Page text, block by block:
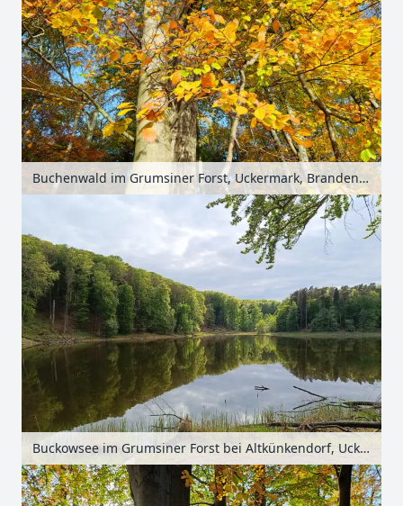
Buchenwald im Grumsiner Forst, Uckermark, Brandenburg, Deutschland
Buckowsee im Grumsiner Forst bei Altkünkendorf, Uckermark, Brandenburg, Deutschland